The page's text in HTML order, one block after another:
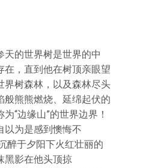
天的世界树是世界的中
在，直到他在树顶亲眼望
界树森林，以及森林尽头
般熊熊燃烧、延绵起伏的
“边缘山”的世界边界！
以为是感到懊悔不
醉于夕阳下火红壮丽的
黑影在他头顶掠